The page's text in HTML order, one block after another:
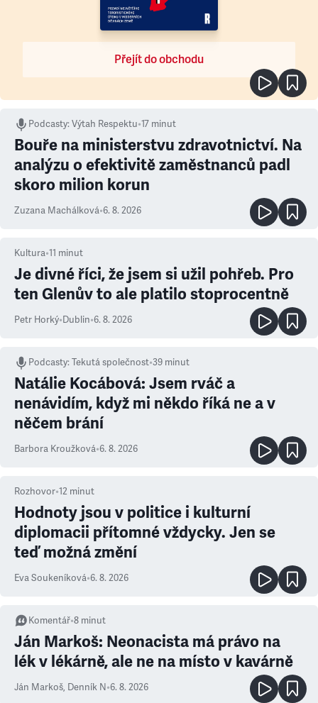
Přejít do obchodu
Podcasty:Výtah Respektu•17 minut
Bouře na ministerstvu zdravotnictví. Na
analýzu o efektivitě zaměstnanců padl
skoro milion korun
Zuzana Machálková•6. 8. 2026
Kultura•11 minut
Je divné říci, že jsem si užil pohřeb. Pro
ten Glenův to ale platilo stoprocentně
Petr Horký•Dublin•6. 8. 2026
Podcasty:Tekutá společnost•39 minut
Natálie Kocábová: Jsem rváč a
nenávidím, když mi někdo říká ne a v
něčem brání
Barbora Kroužková•6. 8. 2026
Rozhovor•12 minut
Hodnoty jsou v politice i kulturní
diplomacii přítomné vždycky. Jen se
teď možná změní
Eva Soukeníková•6. 8. 2026
Komentář•8 minut
Ján Markoš: Neonacista má právo na
lék v lékárně, ale ne na místo v kavárně
Ján Markoš, Denník N•6. 8. 2026